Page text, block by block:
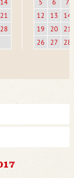
14
21
28
5 6
7
12
13
14
19
20
21
26
27 28